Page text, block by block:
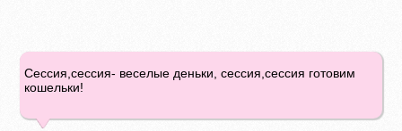
Сессия,сессия- веселые деньки, сессия,сессия готовим
кошельки!